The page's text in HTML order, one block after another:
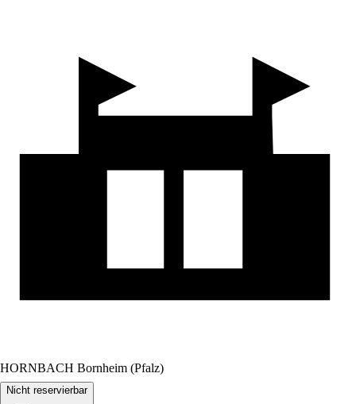
HORNBACH Bornheim (Pfalz)
Nicht reservierbar